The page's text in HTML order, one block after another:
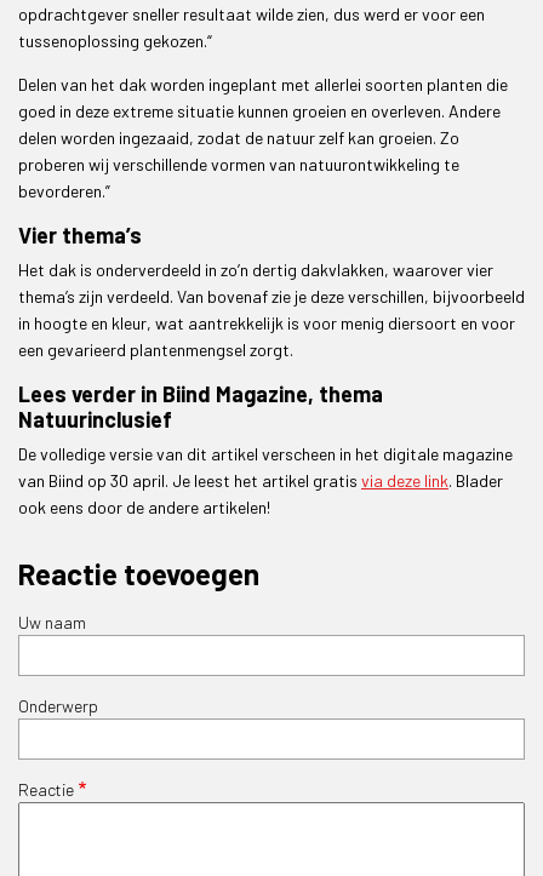
opdrachtgever sneller resultaat wilde zien, dus werd er voor een
tussenoplossing gekozen.“
Delen van het dak worden ingeplant met allerlei soorten planten die
goed in deze extreme situatie kunnen groeien en overleven. Andere
delen worden ingezaaid, zodat de natuur zelf kan groeien. Zo
proberen wij verschillende vormen van natuurontwikkeling te
bevorderen.”
Vier thema’s
Het dak is onderverdeeld in zo’n dertig dakvlakken, waarover vier
thema’s zijn verdeeld. Van bovenaf zie je deze verschillen, bijvoorbeeld
in hoogte en kleur, wat aantrekkelijk is voor menig diersoort en voor
een gevarieerd plantenmengsel zorgt.
Lees verder in Biind Magazine, thema
Natuurinclusief
De volledige versie van dit artikel verscheen in het digitale magazine
van Biind op 30 april. Je leest het artikel gratis via deze link. Blader
ook eens door de andere artikelen!
Reactie toevoegen
Uw naam
Onderwerp
Reactie